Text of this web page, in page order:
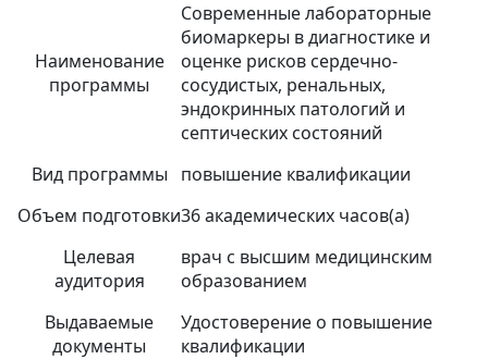
Наименование
программы
Современные лабораторные
биомаркеры в диагностике и
оценке рисков сердечно-
сосудистых, ренальных,
эндокринных патологий и
септических состояний
Вид программы
повышение квалификации
Объем подготовки36 академических часов(а)
Целевая
аудитория
врач с высшим медицинским
образованием
Выдаваемые
документы
Удостоверение о повышение
квалификации